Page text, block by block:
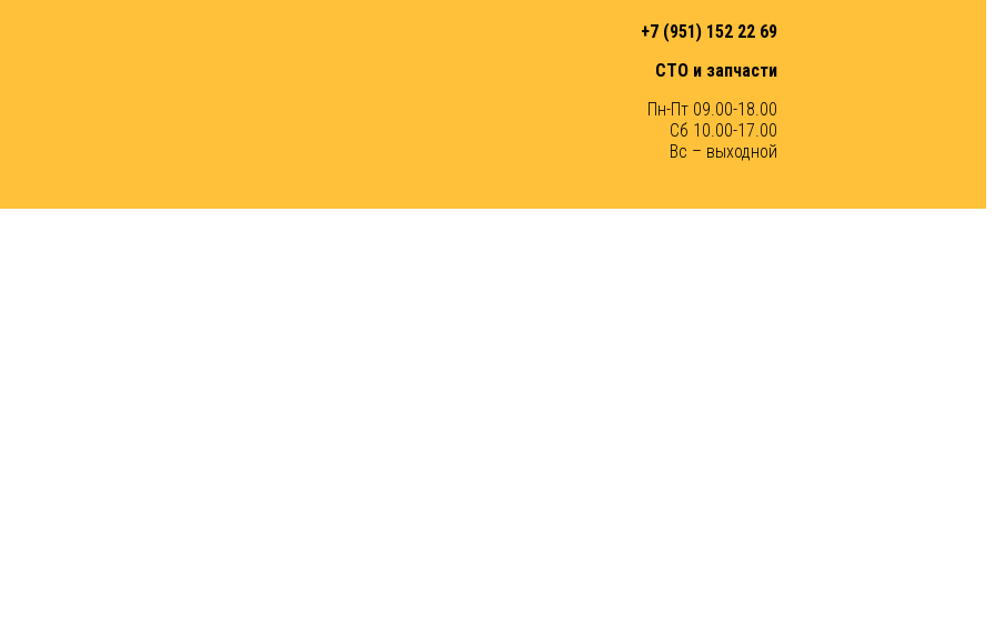
+7 (951) 152 22 69
СТО и запчасти
Пн-Пт 09.00-18.00
Сб 10.00-17.00
Вс – выходной